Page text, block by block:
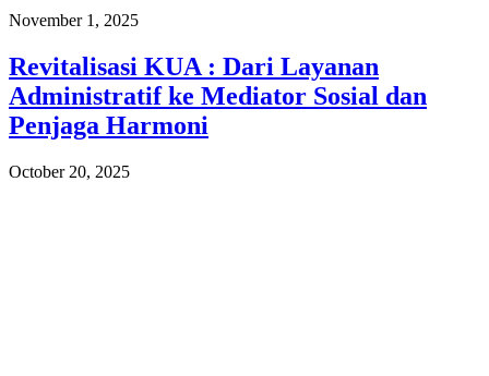
November 1, 2025
Revitalisasi KUA : Dari Layanan
Administratif ke Mediator Sosial dan
Penjaga Harmoni
October 20, 2025